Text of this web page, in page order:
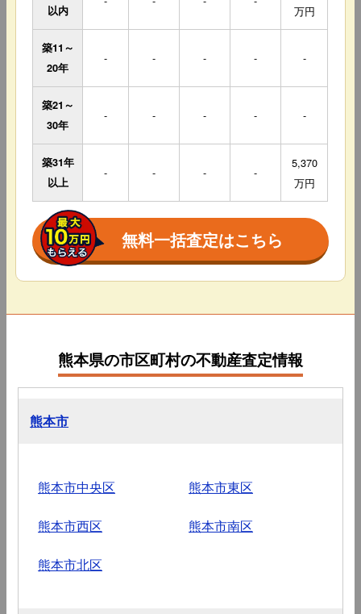
以内 万円
築11～
20年
- - - - -
築21～
30年
- - - - -
築31年
以上
- - - -
5,370
万円
無料一括査定はこちら
熊本県の市区町村の不動産査定情報
熊本市
熊本市中央区 熊本市東区
熊本市西区 熊本市南区
熊本市北区